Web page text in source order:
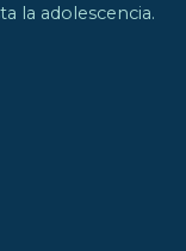
la adolescencia.